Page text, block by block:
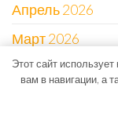
Апрель 2026
Март 2026
Февраль 2026
Этот сайт
вам в навигации, а